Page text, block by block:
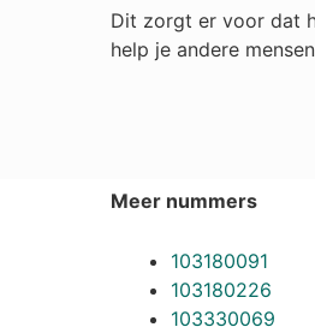
Dit zorgt er voor dat
help je andere
Meer nummers
103180091
103180226
103330069